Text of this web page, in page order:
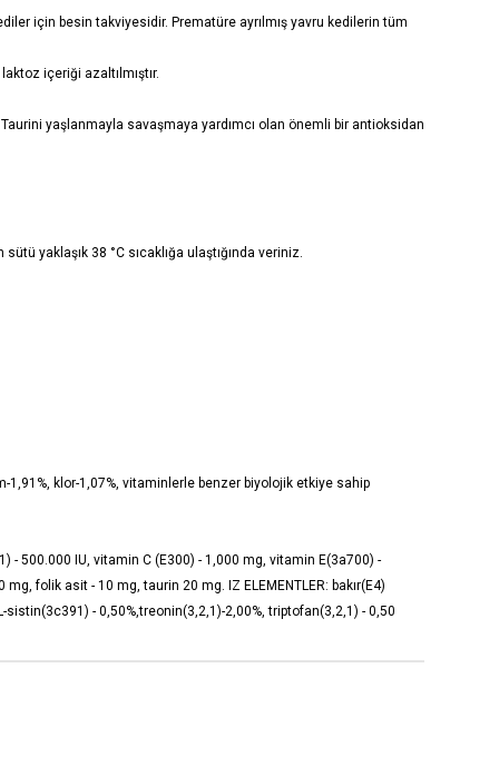
için besin takviyesidir. Prematüre ayrılmış yavru kedilerin tüm
içeriği azaltılmıştır.
yaşlanmayla savaşmaya yardımcı olan önemli bir antioksidan
yaklaşık 38 °C sıcaklığa ulaştığında veriniz.
1,91%, klor-1,07%, vitaminlerle benzer biyolojik etkiye sahip
- 500.000 IU, vitamin C (E300) - 1,000 mg, vitamin E(3a700) -
folik asit - 10 mg, taurin 20 mg. IZ ELEMENTLER: bakır(E4)
sistin(3c391) - 0,50%,treonin(3,2,1)-2,00%, triptofan(3,2,1) - 0,50